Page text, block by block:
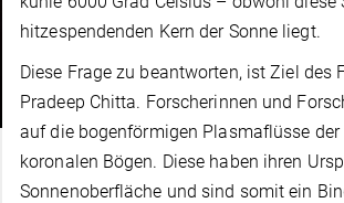
hitzespendenden Kern der Sonne liegt.
Diese Frage zu beantworten, ist Ziel des
Pradeep Chitta. Forscherinnen und
auf die bogenförmigen Plasmaflüsse
koronalen Bögen. Diese haben ihren
Sonnenoberfläche und sind somit ein